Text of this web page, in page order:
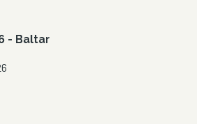
- Baltar